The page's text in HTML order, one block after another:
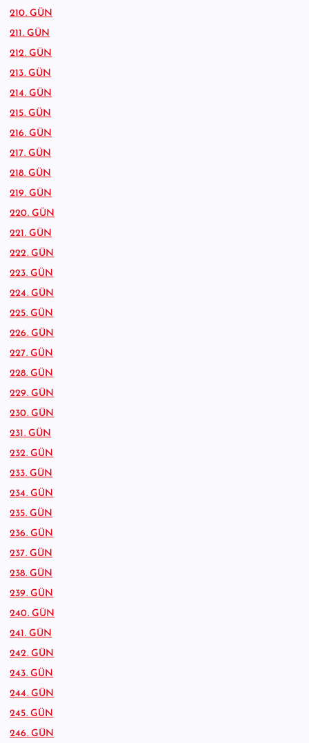
210. GÜN
211. GÜN
212. GÜN
213. GÜN
214. GÜN
215. GÜN
216. GÜN
217. GÜN
218. GÜN
219. GÜN
220. GÜN
221. GÜN
222. GÜN
223. GÜN
224. GÜN
225. GÜN
226. GÜN
227. GÜN
228. GÜN
229. GÜN
230. GÜN
231. GÜN
232. GÜN
233. GÜN
234. GÜN
235. GÜN
236. GÜN
237. GÜN
238. GÜN
239. GÜN
240. GÜN
241. GÜN
242. GÜN
243. GÜN
244. GÜN
245. GÜN
246. GÜN